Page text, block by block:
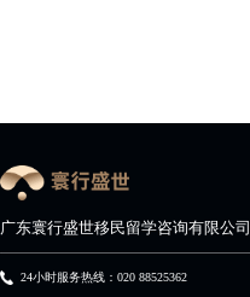
广东寰行盛世移民留学咨询有限公司
24小时服务热线：020 88525362